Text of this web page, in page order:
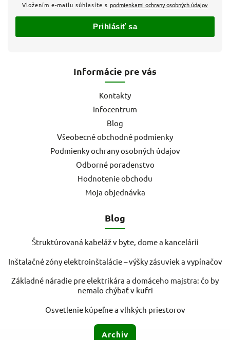
Informácie pre vás
Kontakty
Infocentrum
Blog
Všeobecné obchodné podmienky
Podmienky ochrany osobných údajov
Odborné poradenstvo
Hodnotenie obchodu
Moja objednávka
Blog
Štruktúrovaná kabeláž v byte, dome a kancelárii
Inštalačné zóny elektroinštalácie – výšky zásuviek a vypínačov
Základné náradie pre elektrikára a domáceho majstra: čo by
nemalo chýbať v kufri
Osvetlenie kúpeľne a vlhkých priestorov
Archív
Vložením e-mailu súhlasíte s podmienkami ochrany osobných údajov
Prihlásiť sa